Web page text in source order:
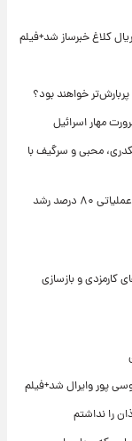
کلاغ خبرساز شد+فیلم
خواهند بود؟
مهار اسرائیل
محبی و سرگیف با
تغییر مثبت در عملکرد مالی بانک صادرات ایران/ درآمد عملیاتی ۸۰ درصد رشد
کارمزدی و بازسازی
پور وایرال شد+فیلم
را نداشتم